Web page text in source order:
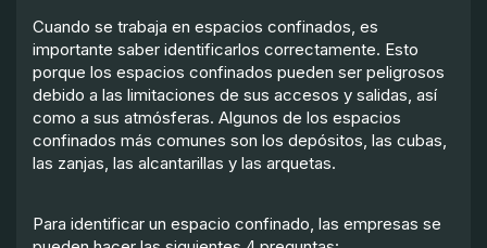
Cuando se trabaja en espacios confinados, es
importante saber identificarlos correctamente. Esto
porque los espacios confinados pueden ser peligrosos
debido a las limitaciones de sus accesos y salidas, así
como a sus atmósferas. Algunos de los espacios
confinados más comunes son los depósitos, las cubas,
las zanjas, las alcantarillas y las arquetas.
Para identificar un espacio confinado, las empresas se